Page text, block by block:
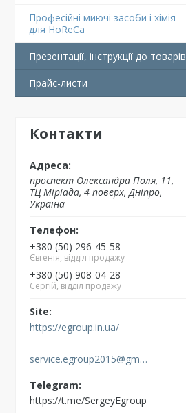
Професійні миючі засоби і хімія
для HoReCa
Презентації, інструкції до товарів
Прайс-листи
Контакти
проспект Олександра Поля, 11,
ТЦ Міріада, 4 поверх, Дніпро,
Україна
+380 (50) 296-45-58
Євгенія, відділ продажу
+380 (50) 908-04-28
Сергій, відділ продажу
https://egroup.in.ua/
service.egroup2015@gmail.com
https://t.me/SergeyEgroup